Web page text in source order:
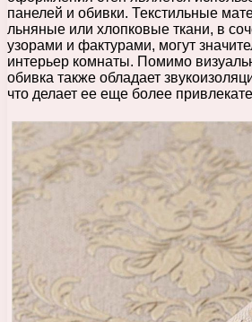
панелей и обивки. Текстильные
льняные или хлопковые ткани, в
узорами и фактурами, могут
интерьер комнаты. Помимо
обивка также обладает
что делает ее еще более